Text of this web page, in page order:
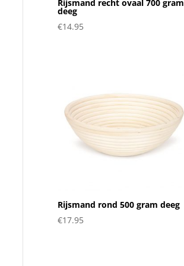
Rijsmand recht ovaal 700 gram
deeg
€14.95
Rijsmand rond 500 gram deeg
€17.95